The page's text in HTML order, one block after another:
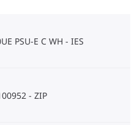
PSU-E C WH IES
ZIP